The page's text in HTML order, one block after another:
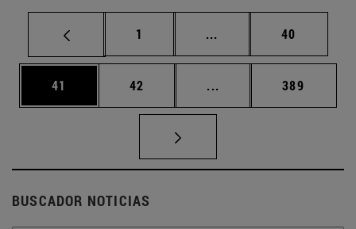
Página
1 ... Páginas intermedias
Página
40
Página
41 Página
42 ... Páginas intermedias
Página
389
BUSCADOR NOTICIAS